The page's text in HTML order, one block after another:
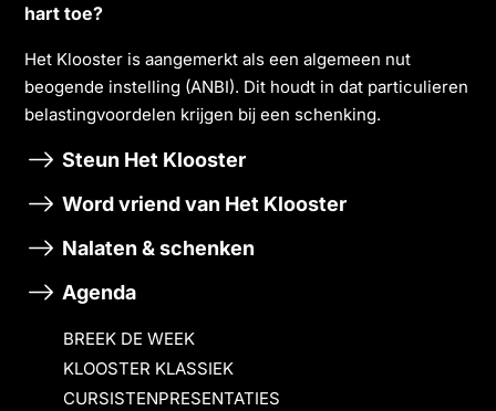
hart toe?
Het Klooster is aangemerkt als een algemeen nut
beogende instelling (ANBI). Dit houdt in dat particulieren
belastingvoordelen krĳgen bĳ een schenking.
Steun Het Klooster
Word vriend van Het Klooster
Nalaten & schenken
Agenda
BREEK DE WEEK
KLOOSTER KLASSIEK
CURSISTENPRESENTATIES